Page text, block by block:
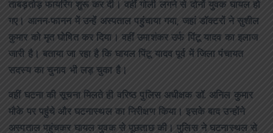
ताबड़तोड़ फायरिंग शुरू कर दी। वहीं गोली लगने से दोनों युवक घायल हो
गए। आनन-फानन में उन्हें अस्पताल पहुंचाया गया, जहां डॉक्टरों ने सुशील
कुमार को मृत घोषित कर दिया। वहीं उमाशंकर उर्फ पिंटू यादव का इलाज
जारी है। बताया जा रहा है कि घायल पिंटू यादव पूर्व में जिला पंचायत
सदस्य का चुनाव भी लड़ चुका है।
वहीं घटना की सूचना मिलते ही वरिष्ठ पुलिस अधीक्षक डॉ. अनिल कुमार
मौके पर पहुंचे और घटनास्थल का निरीक्षण किया। इसके बाद उन्होंने
अस्पताल पहुंचकर घायल युवक से पूछताछ की। पुलिस ने घटनास्थल से